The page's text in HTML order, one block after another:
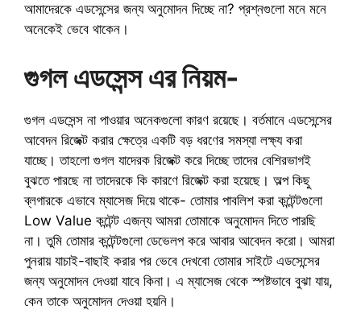
আমাদেরকে এডসেন্সের জন্য অনুমোদন দিচ্ছে না? প্রশ্নগুলো মনে মনে
অনেকেই ভেবে থাকেন।
গুগল এডসেন্স এর নিয়ম-
গুগল এডসেন্স না পাওয়ার অনেকগুলো কারণ রয়েছে। বর্তমানে এডসেন্সের
আবেদন রিজেক্ট করার ক্ষেত্রে একটি বড় ধরণের সমস্যা লক্ষ্য করা
যাচ্ছে। তাহলো গুগল যাদেরক রিজেক্ট করে দিচ্ছে তাদের বেশিরভাগই
বুঝতে পারছে না তাদেরকে কি কারণে রিজেক্ট করা হয়েছে। অল্প কিছু
ব্লগারকে এভাবে ম্যাসেজ দিয়ে থাকে- তোমার পাবলিশ করা কন্টেন্টগুলো
Low Value কন্টেন্ট এজন্য আমরা তোমাকে অনুমোদন দিতে পারছি
না। তুমি তোমার কন্টেন্টগুলো ডেভেলপ করে আবার আবেদন করো। আমরা
পুনরায় যাচাই-বাছাই করার পর ভেবে দেখবো তোমার সাইটে এডসেন্সের
জন্য অনুমোদন দেওয়া যাবে কিনা। এ ম্যাসেজ থেকে স্পষ্টভাবে বুঝা যায়,
কেন তাকে অনুমোদন দেওয়া হয়নি।